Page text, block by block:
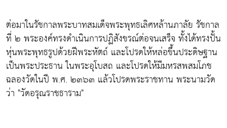
ต่อมาในรัชกาลพระบาทสมเด็จพระพุทธเลิศหล้านภาลัย รัชกาล
ที่ ๒ พระองค์ทรงดำเนินการปฏิสังขรณ์ต่อจนเสร็จ ทั้งได้ทรงปั้น
หุ่นพระพุทธรูปด้วยฝีพระหัตถ์ และโปรดให้หล่อขึ้นประดิษฐาน
เป็นพระประธาน ในพระอุโบสถ และโปรดให้มีมหรสพสมโภช
ฉลองวัดในปี พ.ศ. ๒๓๖๓ แล้วโปรดพระราชทาน พระนามวัด
ว่า "วัดอรุณราชธาราม"